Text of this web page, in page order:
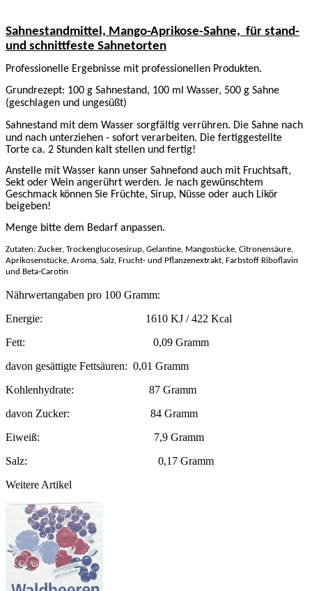
Sahnestandmittel, Mango-Aprikose-Sahne, für stand-
und schnittfeste Sahnetorten
Professionelle Ergebnisse mit professionellen Produkten.
Grundrezept: 100 g Sahnestand, 100 ml Wasser, 500 g Sahne
(geschlagen und ungesüßt)
Sahnestand mit dem Wasser sorgfältig verrühren. Die Sahne nach
und nach unterziehen - sofort verarbeiten. Die fertiggestellte
Torte ca. 2 Stunden kalt stellen und fertig!
Anstelle mit Wasser kann unser Sahnefond auch mit Fruchtsaft,
Sekt oder Wein angerührt werden. Je nach gewünschtem
Geschmack können Sie Früchte, Sirup, Nüsse oder auch Likör
beigeben!
Menge bitte dem Bedarf anpassen.
Zutaten: Zucker, Trockenglucosesirup, Gelantine, Mangostücke, Citronensäure,
Aprikosenstücke, Aroma, Salz, Frucht- und Pflanzenextrakt, Farbstoff Riboflavin
und Beta-Carotin
Nährwertangaben pro 100 Gramm:
Energie: 1610 KJ / 422 Kcal
Fett: 0,09 Gramm
davon gesättigte Fettsäuren: 0,01 Gramm
Kohlenhydrate: 87 Gramm
davon Zucker: 84 Gramm
Eiweiß: 7,9 Gramm
Salz: 0,17 Gramm
Weitere Artikel